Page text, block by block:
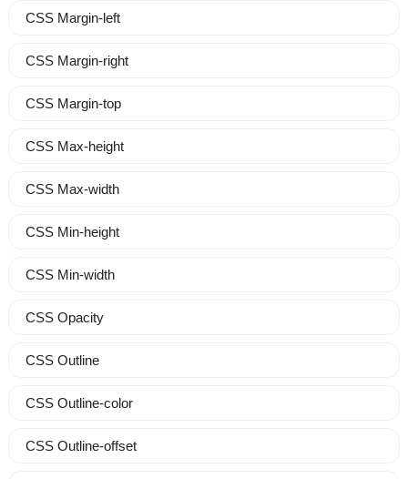
CSS Margin-left
CSS Margin-right
CSS Margin-top
CSS Max-height
CSS Max-width
CSS Min-height
CSS Min-width
CSS Opacity
CSS Outline
CSS Outline-color
CSS Outline-offset